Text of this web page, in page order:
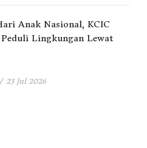
Anak Nasional, KCIC
Lingkungan Lewat
/ 23 Jul 2026